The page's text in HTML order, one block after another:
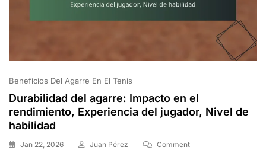
Beneficios Del Agarre En El Tenis
Durabilidad del agarre: Impacto en el
rendimiento, Experiencia del jugador, Nivel de
habilidad
Jan 22, 2026 Juan Pérez CommentOn